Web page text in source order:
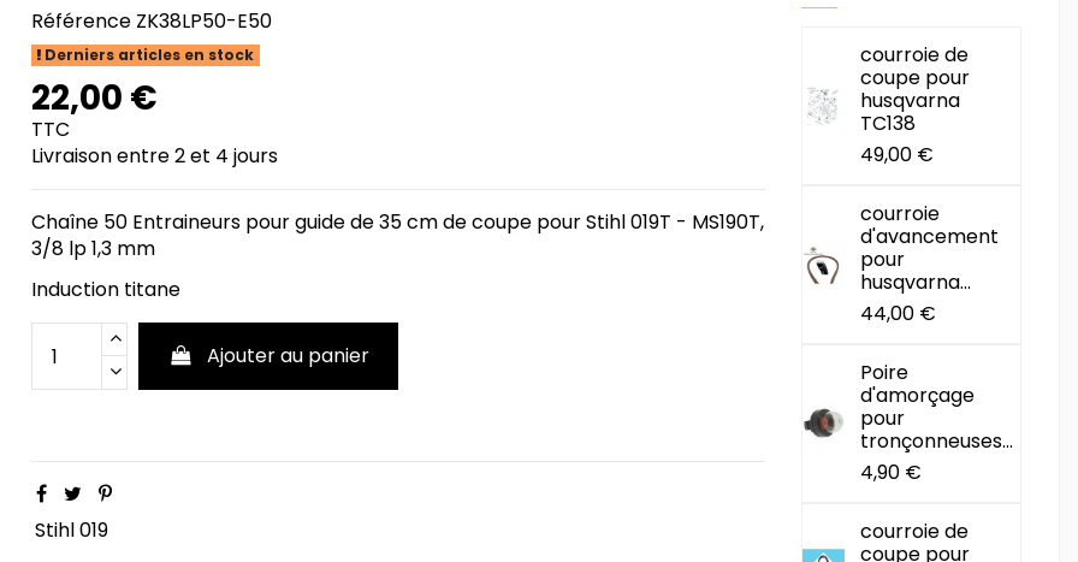
Référence ZK38LP50-E50
Derniers articles en stock
22,00 €
TTC
Livraison entre 2 et 4 jours
Chaîne 50 Entraineurs pour guide de 35 cm de coupe pour Stihl 019T - MS190T,
3/8 lp 1,3 mm
Induction titane
Ajouter au panier
Stihl 019
courroie de
coupe pour
husqvarna
TC138
49,00 €
courroie
d'avancement
pour
husqvarna...
44,00 €
Poire
d'amorçage
pour
tronçonneuses...
4,90 €
courroie de
coupe pour